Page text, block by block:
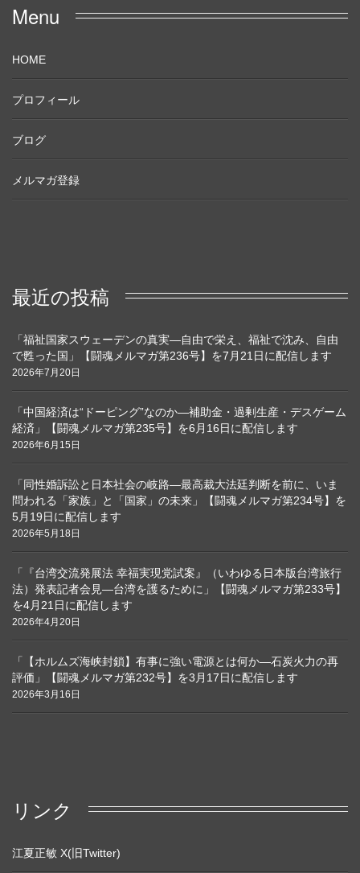
Menu
HOME
プロフィール
ブログ
メルマガ登録
最近の投稿
「福祉国家スウェーデンの真実―自由で栄え、福祉で沈み、自由
で甦った国」【闘魂メルマガ第236号】を7月21日に配信します
2026年7月20日
「中国経済は“ドーピング”なのか―補助金・過剰生産・デスゲーム
経済」【闘魂メルマガ第235号】を6月16日に配信します
2026年6月15日
「同性婚訴訟と日本社会の岐路―最高裁大法廷判断を前に、いま
問われる「家族」と「国家」の未来」【闘魂メルマガ第234号】を
5月19日に配信します
2026年5月18日
「『台湾交流発展法 幸福実現党試案』（いわゆる日本版台湾旅行
法）発表記者会見―台湾を護るために」【闘魂メルマガ第233号】
を4月21日に配信します
2026年4月20日
「【ホルムズ海峡封鎖】有事に強い電源とは何か―石炭火力の再
評価」【闘魂メルマガ第232号】を3月17日に配信します
2026年3月16日
リンク
江夏正敏 X(旧Twitter)